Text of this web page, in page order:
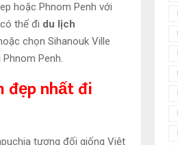
hoặc Phnom Penh với
thể đi du lịch
chọn Sihanouk Ville
Penh.
đẹp nhất đi
tương đối giống Việt